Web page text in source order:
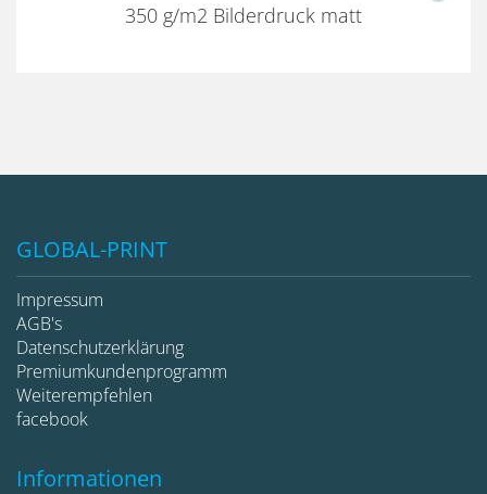
350 g/m2 Bilderdruck matt
GLOBAL-PRINT
Impressum
AGB's
Datenschutzerklärung
Premiumkundenprogramm
Weiterempfehlen
facebook
Informationen